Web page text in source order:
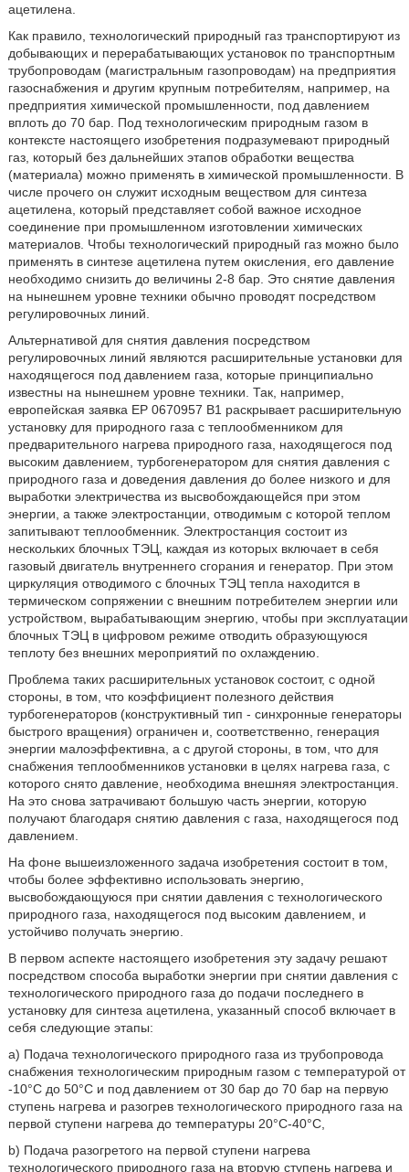
ацетилена.
Как правило, технологический природный газ транспортируют из
добывающих и перерабатывающих установок по транспортным
трубопроводам (магистральным газопроводам) на предприятия
газоснабжения и другим крупным потребителям, например, на
предприятия химической промышленности, под давлением
вплоть до 70 бар. Под технологическим природным газом в
контексте настоящего изобретения подразумевают природный
газ, который без дальнейших этапов обработки вещества
(материала) можно применять в химической промышленности. В
числе прочего он служит исходным веществом для синтеза
ацетилена, который представляет собой важное исходное
соединение при промышленном изготовлении химических
материалов. Чтобы технологический природный газ можно было
применять в синтезе ацетилена путем окисления, его давление
необходимо снизить до величины 2-8 бар. Это снятие давления
на нынешнем уровне техники обычно проводят посредством
регулировочных линий.
Альтернативой для снятия давления посредством
регулировочных линий являются расширительные установки для
находящегося под давлением газа, которые принципиально
известны на нынешнем уровне техники. Так, например,
европейская заявка EP 0670957 В1 раскрывает расширительную
установку для природного газа с теплообменником для
предварительного нагрева природного газа, находящегося под
высоким давлением, турбогенератором для снятия давления с
природного газа и доведения давления до более низкого и для
выработки электричества из высвобождающейся при этом
энергии, а также электростанции, отводимым с которой теплом
запитывают теплообменник. Электростанция состоит из
нескольких блочных ТЭЦ, каждая из которых включает в себя
газовый двигатель внутреннего сгорания и генератор. При этом
циркуляция отводимого с блочных ТЭЦ тепла находится в
термическом сопряжении с внешним потребителем энергии или
устройством, вырабатывающим энергию, чтобы при эксплуатации
блочных ТЭЦ в цифровом режиме отводить образующуюся
теплоту без внешних мероприятий по охлаждению.
Проблема таких расширительных установок состоит, с одной
стороны, в том, что коэффициент полезного действия
турбогенераторов (конструктивный тип - синхронные генераторы
быстрого вращения) ограничен и, соответственно, генерация
энергии малоэффективна, а с другой стороны, в том, что для
снабжения теплообменников установки в целях нагрева газа, с
которого снято давление, необходима внешняя электростанция.
На это снова затрачивают большую часть энергии, которую
получают благодаря снятию давления с газа, находящегося под
давлением.
На фоне вышеизложенного задача изобретения состоит в том,
чтобы более эффективно использовать энергию,
высвобождающуюся при снятии давления с технологического
природного газа, находящегося под высоким давлением, и
устойчиво получать энергию.
В первом аспекте настоящего изобретения эту задачу решают
посредством способа выработки энергии при снятии давления с
технологического природного газа до подачи последнего в
установку для синтеза ацетилена, указанный способ включает в
себя следующие этапы:
a) Подача технологического природного газа из трубопровода
снабжения технологическим природным газом с температурой от
-10°C до 50°C и под давлением от 30 бар до 70 бар на первую
ступень нагрева и разогрев технологического природного газа на
первой ступени нагрева до температуры 20°C-40°C,
b) Подача разогретого на первой ступени нагрева
технологического природного газа на вторую ступень нагрева и